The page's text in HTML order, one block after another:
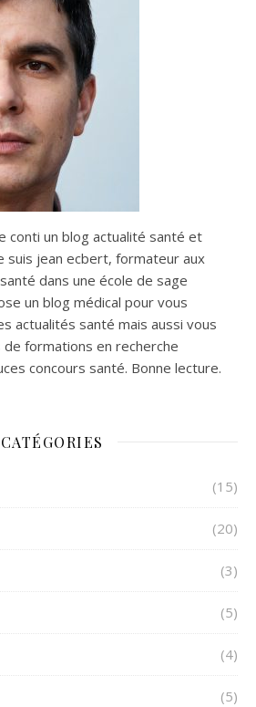
conti un blog actualité santé et
suis jean ecbert, formateur aux
dans une école de sage
un blog médical pour vous
actualités santé mais aussi vous
formations en recherche
concours santé. Bonne lecture.
CATÉGORIES
(15)
(20)
(3)
(5)
(4)
(5)